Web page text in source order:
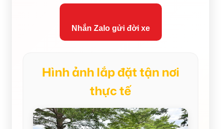
Nhắn Zalo gửi đời xe
Hình ảnh lắp đặt tận nơi
thực tế